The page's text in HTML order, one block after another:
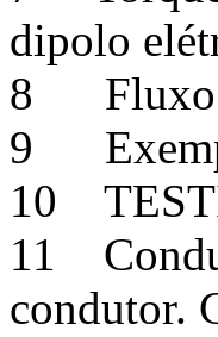
dipolo
8 Fluxo
9
10
11
condutor.